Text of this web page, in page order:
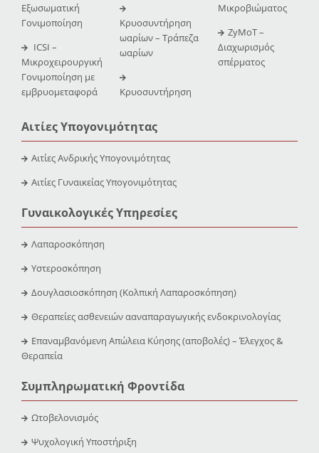
Εξωσωματική
Γονιμοποίηση
ICSI –
Μικροχειρουργική
Γονιμοποίηση με
εμβρυομεταφορά
Κρυοσυντήρηση
ωαρίων – Τράπεζα
ωαρίων
Κρυοσυντήρηση
Μικροβιώματος
ZyMoT –
Διαχωρισμός
σπέρματος
Αιτίες Υπογονιμότητας
Αιτίες Ανδρικής Υπογονιμότητας
Αιτίες Γυναικείας Υπογονιμότητας
Γυναικολογικές Υπηρεσίες
Λαπαροσκόπηση
Υστεροσκόπηση
Δουγλασιοσκόπηση (Κολπική Λαπαροσκόπηση)
Θεραπείες ασθενειών ααναπαραγωγικής ενδοκρινολογίας
Επαναμβανόμενη Απώλεια Κύησης (αποβολές) – Έλεγχος &
Θεραπεία
Συμπληρωματική Φροντίδα
Ωτοβελονισμός
Ψυχολογική Υποστήριξη